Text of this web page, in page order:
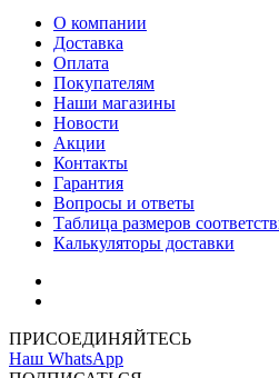
О компании
Доставка
Оплата
Покупателям
Наши магазины
Новости
Акции
Контакты
Гарантия
Вопросы и ответы
Таблица размеров
Калькуляторы доставки
ПРИСОЕДИНЯЙТЕСЬ
Наш WhatsApp